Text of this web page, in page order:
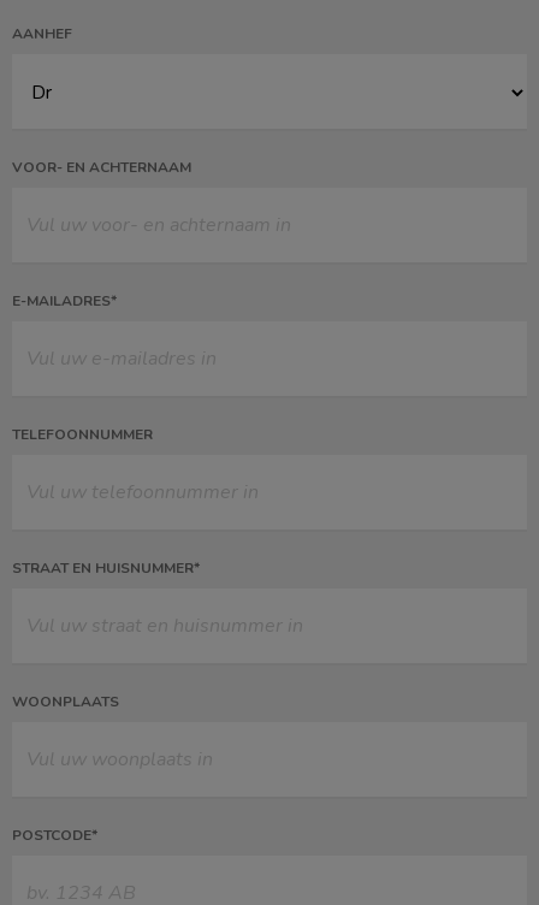
AANHEF
VOOR- EN ACHTERNAAM
E-MAILADRES*
TELEFOONNUMMER
STRAAT EN HUISNUMMER*
WOONPLAATS
POSTCODE*